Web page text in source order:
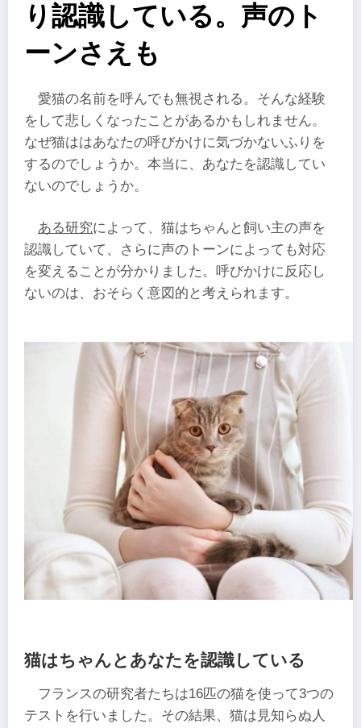
り認識している。声のト
ーンさえも
愛猫の名前を呼んでも無視される。そんな経験
をして悲しくなったことがあるかもしれません。
なぜ猫ははあなたの呼びかけに気づかないふりを
するのでしょうか。本当に、あなたを認識してい
ないのでしょうか。
ある研究によって、猫はちゃんと飼い主の声を
認識していて、さらに声のトーンによっても対応
を変えることが分かりました。呼びかけに反応し
ないのは、おそらく意図的と考えられます。
猫はちゃんとあなたを認識している
フランスの研究者たちは16匹の猫を使って3つの
テストを行いました。その結果、猫は見知らぬ人